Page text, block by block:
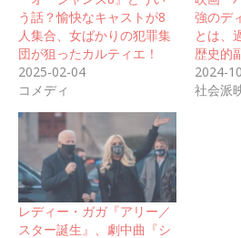
う話？愉快なキャストが8
人集合、女ばかりの犯罪集
団が狙ったカルティエ！
2025-02-04
コメディ
強のデ
とは、
歴史的
2024-
社会派
レディー・ガガ『アリー／
スター誕生』、劇中曲『シ